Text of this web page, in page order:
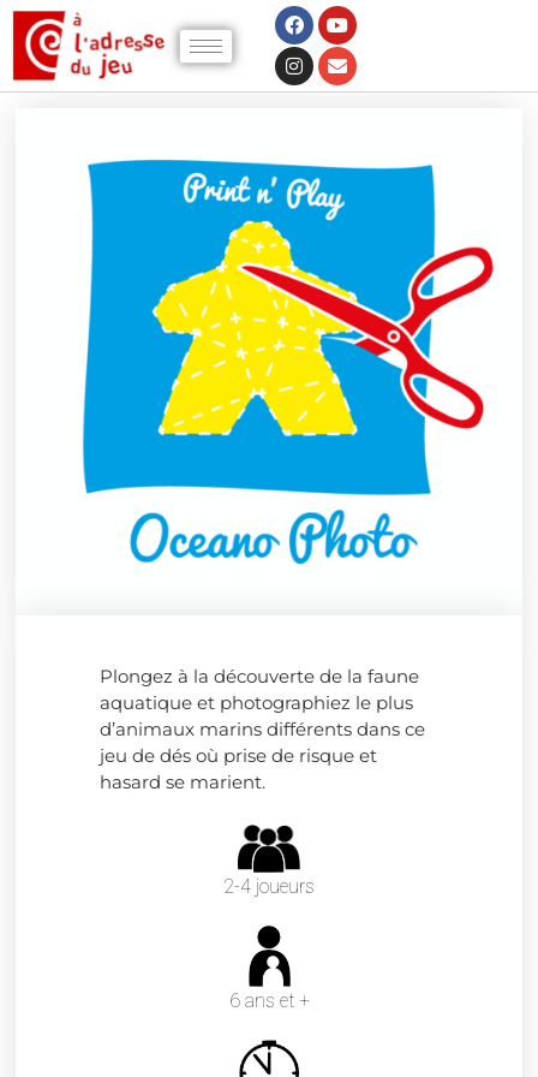
Plongez à la découverte de la faune
aquatique et photographiez le plus
d’animaux marins différents dans ce
jeu de dés où prise de risque et
hasard se marient.
2-4 joueurs
6 ans et +